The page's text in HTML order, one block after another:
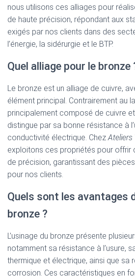
nous utilisons ces alliages pour
de haute précision, répondant aux
exigés par nos clients dans des
l’énergie, la sidérurgie et le BTP.
Quel alliage pour le bronze
Le bronze est un alliage de cuivre,
élément principal. Contrairement au
principalement composé de cuivre
distingue par sa bonne résistance à
conductivité électrique. ChezAteliers
exploitons ces propriétés pour offrir
de précision, garantissant des
pour nos clients.
Quels sont les avantages
bronze ?
L’usinage du bronze présente
notamment sa résistance à l’usure,
thermique et électrique, ainsi que sa
corrosion. Ces caractéristiques en